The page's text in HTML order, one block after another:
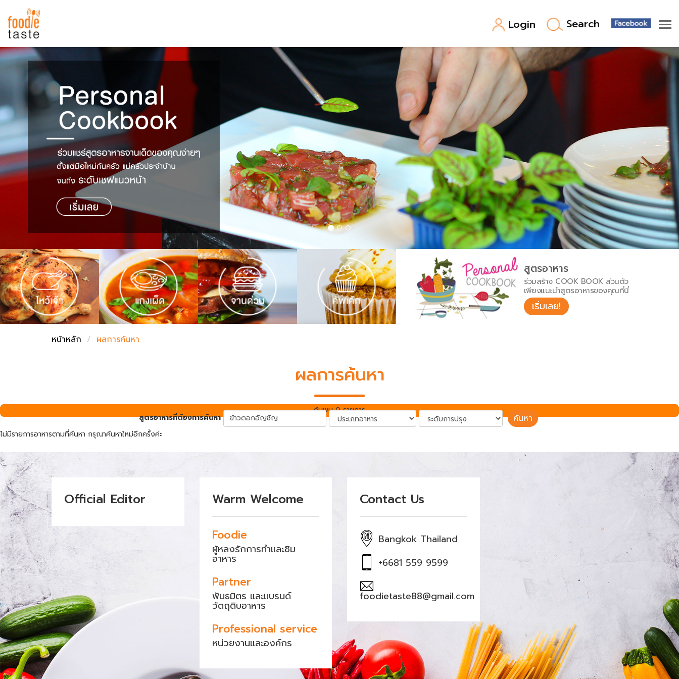
Login Search
สูตรอาหาร
สูตรอาหารล่าสุด
Top Foodie
พาไปชิม
สารพันก้นครัว
เคล็ดลับน่ารู้
เปรียบเทียบหน่วยการตวง
เปรียบเทียบอุณหภูมิ
เปรียบเทียบน้ำหนักวัตถุดิบ
ชั่งตวงเนย
FoodPedia
สร้าง Cookbook
สูตรอาหาร
ร่วมสร้าง COOK BOOK ส่วนตัว
เพียงแนะนำสูตรอาหารของคุณที่นี่
เริ่มเลย!
หน้าหลัก ผลการค้นหา
ผลการค้นหา
สูตรอาหารที่ต้องการค้นหา ค้นหา
ไม่มีรายการอาหารตามที่ค้นหา กรุณาค้นหาใหม่อีกครั้งค่ะ
ค้นพบ 0 รายการ
Official Editor Warm Welcome
Foodie
ผู้หลงรักการทำและชิม
อาหาร
Partner
พันธมิตร และแบรนด์
วัตถุดิบอาหาร
Professional service
หน่วยงานและองค์กร
Contact Us
Bangkok Thailand
+6681 559 9599
foodietaste88@gmail.com